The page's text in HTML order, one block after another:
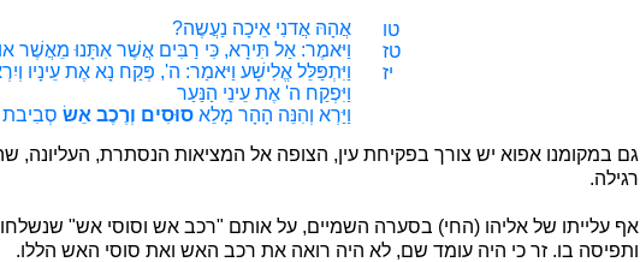
טו
טז
יז
אֲהָהּ אֲדנִי אֵיכָה נַעֲשֶה?
וַיּאמֶר: אַל תִּירָא, כִּי רַבִּים אֲשֶׁר אִתָּנוּ מֵאֲשֶׁר
וַיִּתְפַּלֵּל אֱלִישָׁע וַיּאמַר: ה', פְּקַח נָא אֶת עֵינָיו
וַיִּפְקַח ה' אֶת עֵינֵי הַנַּעַר
וַיַּרְא וְהִנֵּה הָהָר מָלֵא סוּסִים וְרֶכֶב אֵשׂ
גם במקומנו אפוא יש צורך בפקיחת עין, הצופה אל המציאות הנסתרת, העליונה,
רגילה.
אף עלייתו של אליהו (החי) בסערה השמיים, על אותם "רכב אש וסוסי אש" שנשלחו
ותפיסה בו. זר כי היה עומד שם, לא היה רואה את רכב האש ואת סוסי האש הללו.